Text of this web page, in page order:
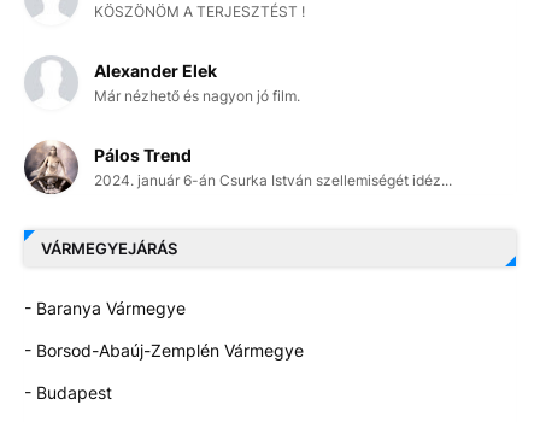
KÖSZÖNÖM A TERJESZTÉST !
Alexander Elek
Már nézhető és nagyon jó film.
Pálos Trend
2024. január 6-án Csurka István szellemiségét idéz...
VÁRMEGYEJÁRÁS
- Baranya Vármegye
- Borsod-Abaúj-Zemplén Vármegye
- Budapest